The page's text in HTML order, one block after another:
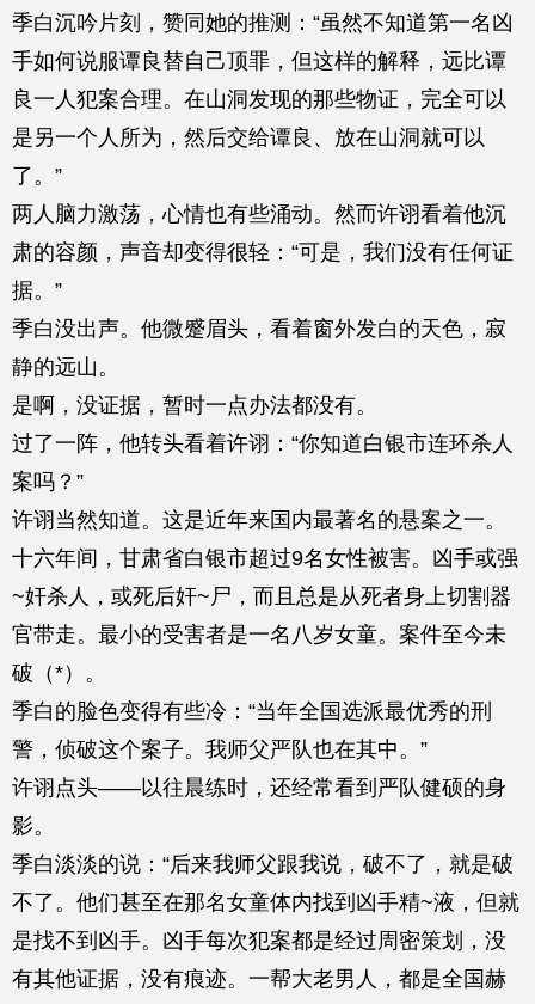
季白沉吟片刻，赞同她的推测：“虽然不知道第一名凶
手如何说服谭良替自己顶罪，但这样的解释，远比谭
良一人犯案合理。在山洞发现的那些物证，完全可以
是另一个人所为，然后交给谭良、放在山洞就可以
了。”
两人脑力激荡，心情也有些涌动。然而许诩看着他沉
肃的容颜，声音却变得很轻：“可是，我们没有任何证
据。”
季白没出声。他微蹙眉头，看着窗外发白的天色，寂
静的远山。
是啊，没证据，暂时一点办法都没有。
过了一阵，他转头看着许诩：“你知道白银市连环杀人
案吗？”
许诩当然知道。这是近年来国内最著名的悬案之一。
十六年间，甘肃省白银市超过9名女性被害。凶手或强
~奸杀人，或死后奸~尸，而且总是从死者身上切割器
官带走。最小的受害者是一名八岁女童。案件至今未
破（*）。
季白的脸色变得有些冷：“当年全国选派最优秀的刑
警，侦破这个案子。我师父严队也在其中。”
许诩点头——以往晨练时，还经常看到严队健硕的身
影。
季白淡淡的说：“后来我师父跟我说，破不了，就是破
不了。他们甚至在那名女童体内找到凶手精~液，但就
是找不到凶手。凶手每次犯案都是经过周密策划，没
有其他证据，没有痕迹。一帮大老男人，都是全国赫